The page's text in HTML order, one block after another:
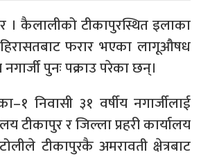
। कैलालीको टीकापुरस्थित इलाका
हिरासतबाट फरार भएका लागूऔषध
पुनः पक्राउ परेका छन्।
निवासी ३१ वर्षीय नगार्जीलाई
टीकापुर र जिल्ला प्रहरी कार्यालय
टीकापुरकै अमरावती क्षेत्रबाट